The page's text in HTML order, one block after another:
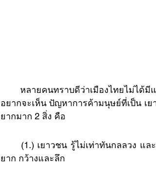
หลายคนทราบดีว่าเมืองไทยไม่ได้มี
อยากจะเห็น ปัญหาการค้ามนุษย์ที่เป็น เ
ยากมาก 2 สิ่ง คือ
ยาก กว้างและลึก